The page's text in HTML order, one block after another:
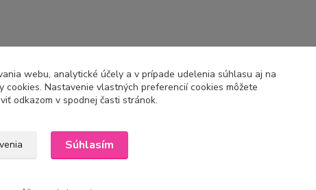
webu, analytické účely a v prípade udelenia súhlasu aj na
cookies. Nastavenie vlastných preferencií cookies môžete
odkazom v spodnej časti stránok.
Súhlasím